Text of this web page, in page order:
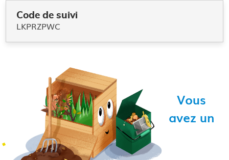
Code de suivi
LKPRZPWC
Vous
avez un